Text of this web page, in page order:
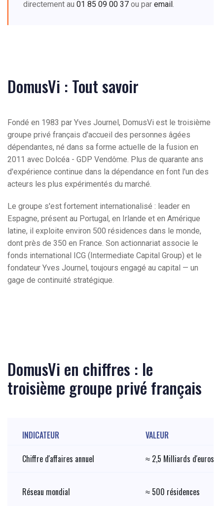
directement au 01 85 09 00 37 ou par email
DomusVi : Tout savoir
Fondé en 1983 par Yves Journel, DomusVi est le troisième
groupe privé français d'accueil des personnes âgées
dépendantes, né dans sa forme actuelle de la fusion en
2011 avec Dolcéa - GDP Vendôme. Plus de quarante ans
d'expérience continue dans la dépendance en font l'un des
acteurs les plus expérimentés du marché.
Le groupe s'est fortement internationalisé : leader en
Espagne, présent au Portugal, en Irlande et en Amérique
latine, il exploite environ 500 résidences dans le monde,
dont près de 350 en France. Son actionnariat associe le
fonds international ICG (Intermediate Capital Group) et le
fondateur Yves Journel, toujours engagé au capital — un
gage de continuité stratégique.
DomusVi en chiffres : le
troisième groupe privé français
INDICATEUR
VALEUR
Chiffre d'affaires annuel
≈ 2,5 Milliards d'euros
Réseau mondial ≈ 500 résidences